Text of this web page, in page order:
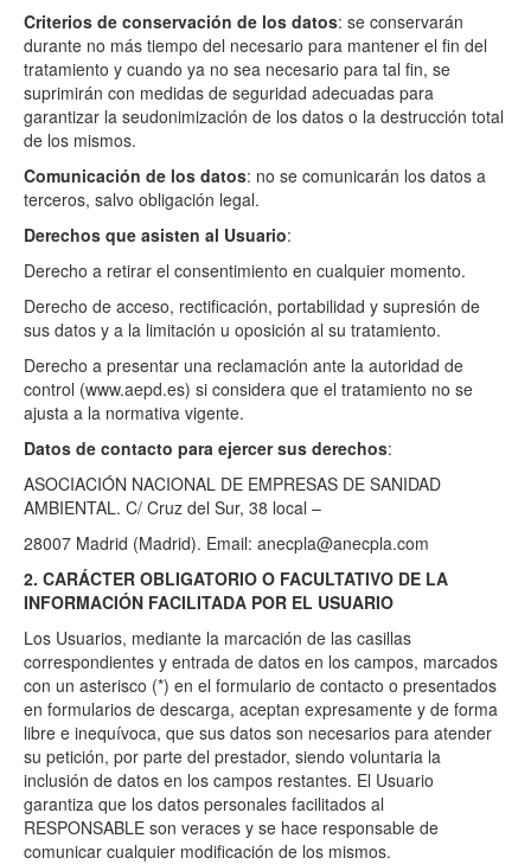
Criterios de conservación de los datos: se conservarán
durante no más tiempo del necesario para mantener el fin del
tratamiento y cuando ya no sea necesario para tal fin, se
suprimirán con medidas de seguridad adecuadas para
garantizar la seudonimización de los datos o la destrucción total
de los mismos.
Comunicación de los datos: no se comunicarán los datos a
terceros, salvo obligación legal.
Derechos que asisten al Usuario:
Derecho a retirar el consentimiento en cualquier momento.
Derecho de acceso, rectificación, portabilidad y supresión de
sus datos y a la limitación u oposición al su tratamiento.
Derecho a presentar una reclamación ante la autoridad de
control (www.aepd.es) si considera que el tratamiento no se
ajusta a la normativa vigente.
Datos de contacto para ejercer sus derechos:
ASOCIACIÓN NACIONAL DE EMPRESAS DE SANIDAD
AMBIENTAL. C/ Cruz del Sur, 38 local –
28007 Madrid (Madrid). Email: anecpla@anecpla.com
2. CARÁCTER OBLIGATORIO O FACULTATIVO DE LA
INFORMACIÓN FACILITADA POR EL USUARIO
Los Usuarios, mediante la marcación de las casillas
correspondientes y entrada de datos en los campos, marcados
con un asterisco (*) en el formulario de contacto o presentados
en formularios de descarga, aceptan expresamente y de forma
libre e inequívoca, que sus datos son necesarios para atender
su petición, por parte del prestador, siendo voluntaria la
inclusión de datos en los campos restantes. El Usuario
garantiza que los datos personales facilitados al
RESPONSABLE son veraces y se hace responsable de
comunicar cualquier modificación de los mismos.